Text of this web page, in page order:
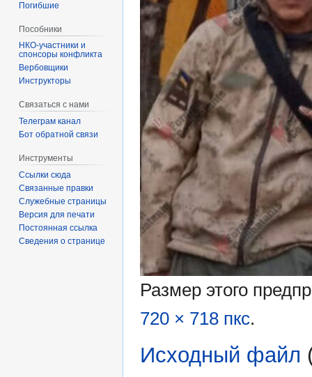
Размер этого
720 × 718 пкс.
Исходный файл
Погибшие
Пособники
спонсоры конфликта
‏‎Вербовщики
Инструкторы
Связаться с нами
Телеграм канал
Бот обратной связи
Инструменты
Ссылки сюда
Связанные правки
Служебные страницы
Версия для печати
Постоянная ссылка
Сведения о странице